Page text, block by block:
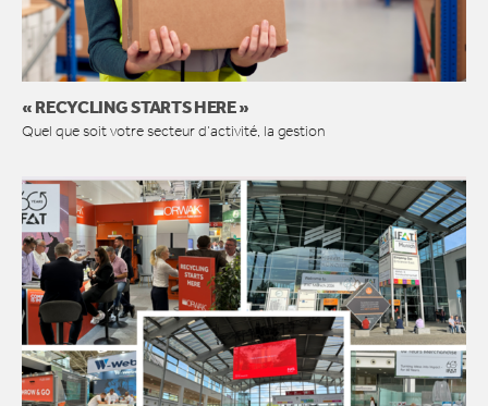
« RECYCLING STARTS HERE »
Quel que soit votre secteur d’activité, la gestion